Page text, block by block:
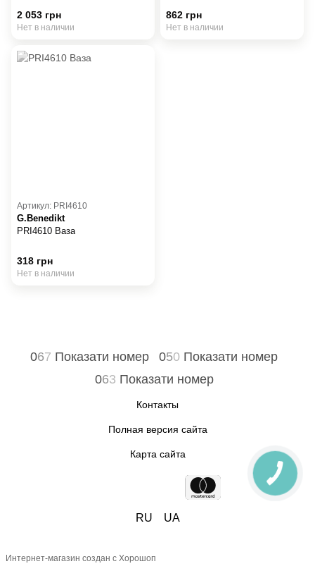
2 053 грн
Нет в наличии
862 грн
Нет в наличии
Артикул: PRI4610
G.Benedikt
PRI4610 Ваза
318 грн
Нет в наличии
067 Показати номер 050 Показати номер
063 Показати номер
Контакты
Полная версия сайта
Карта сайта
RU UA
Интернет-магазин создан с Хорошоп